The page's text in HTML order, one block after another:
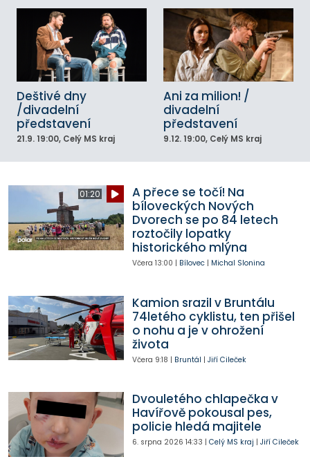
Deštivé dny
/divadelní
představení
21.9. 19:00, Celý MS kraj
Ani za milion! /
divadelní
představení
9.12. 19:00, Celý MS kraj
01:20
A přece se točí! Na
bíloveckých Nových
Dvorech se po 84 letech
roztočily lopatky
historického mlýna
Včera 13:00 | Bílovec| Michal Slonina
Kamion srazil v Bruntálu
74letého cyklistu, ten přišel
o nohu a je v ohrožení
života
Včera 9:18 | Bruntál | Jiří Cileček
Dvouletého chlapečka v
Havířově pokousal pes,
policie hledá majitele
6. srpna 2026 14:33 | Celý MS kraj | Jiří Cileček